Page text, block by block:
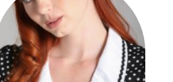
Ajouter
à la liste
des
souhaits